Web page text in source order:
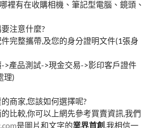
裡有在收購相機、筆記型電腦、鏡頭、
注意什麼?
完整攜帶,及您的身分證明文件(1張身
>產品測試->現金交易->影印客戶證件
理)
商家,您該如何選擇呢?
比較,你可以上網先參考買賣資訊,我們
是圖片和文字的業界首創 ,我相信一